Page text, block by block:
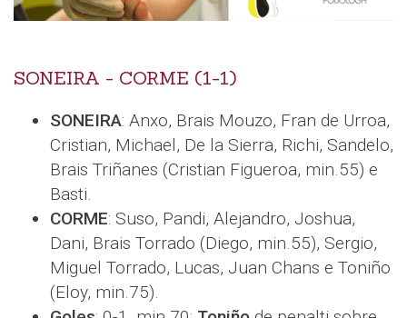
SONEIRA - CORME (1-1)
SONEIRA: Anxo, Brais Mouzo, Fran de Urroa,
Cristian, Michael, De la Sierra, Richi, Sandelo,
Brais Triñanes (Cristian Figueroa, min.55) e
Basti.
CORME: Suso, Pandi, Alejandro, Joshua,
Dani, Brais Torrado (Diego, min.55), Sergio,
Miguel Torrado, Lucas, Juan Chans e Toniño
(Eloy, min.75).